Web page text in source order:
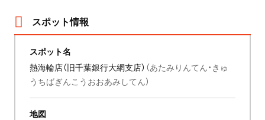
スポット情報
スポット名
熱海輪店（旧千葉銀行大網支店） （あたみりんてん・きゅ
うちばぎんこうおおあみしてん）
地図